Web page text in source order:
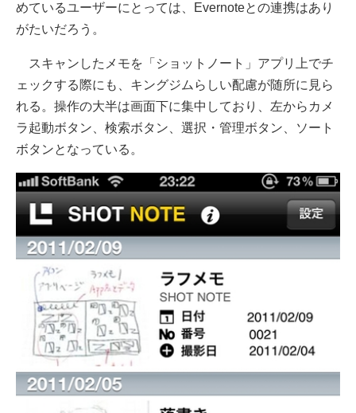
めているユーザーにとっては、Evernoteとの連携はあり
がたいだろう。
スキャンしたメモを「ショットノート」アプリ上でチ
ェックする際にも、キングジムらしい配慮が随所に見ら
れる。操作の大半は画面下に集中しており、左からカメ
ラ起動ボタン、検索ボタン、選択・管理ボタン、ソート
ボタンとなっている。